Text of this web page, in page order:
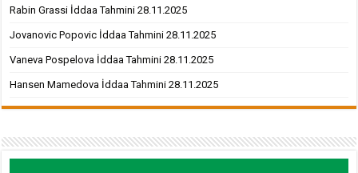
Rabin Grassi İddaa Tahmini 28.11.2025
Jovanovic Popovic İddaa Tahmini 28.11.2025
Vaneva Pospelova İddaa Tahmini 28.11.2025
Hansen Mamedova İddaa Tahmini 28.11.2025